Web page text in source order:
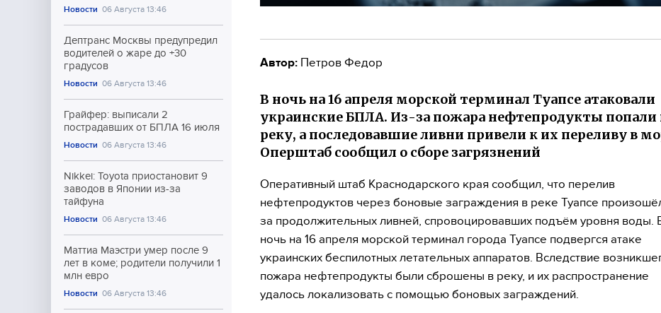
Новости 06 Августа 13:46
Дептранс Москвы предупредил
водителей о жаре до +30
градусов
Новости 06 Августа 13:46
Грайфер: выписали 2
пострадавших от БПЛА 16 июля
Новости 06 Августа 13:46
Nikkei: Toyota приостановит 9
заводов в Японии из-за
тайфуна
Новости 06 Августа 13:46
Маттиа Маэстри умер после 9
лет в коме; родители получили 1
млн евро
Новости 06 Августа 13:46
Автор: Петров Федор
В ночь на 16 апреля морской терминал Туапсе атаковали
украинские БПЛА. Из-за пожара нефтепродукты попали
реку, а последовавшие ливни привели к их переливу в
Оперштаб сообщил о сборе загрязнений
Оперативный штаб Краснодарского края сообщил, что перелив
нефтепродуктов через боновые заграждения в реке Туапсе
за продолжительных ливней, спровоцировавших подъём уровня воды.
ночь на 16 апреля морской терминал города Туапсе подвергся атаке
украинских беспилотных летательных аппаратов. Вследствие
пожара нефтепродукты были сброшены в реку, и их распространение
удалось локализовать с помощью боновых заграждений.